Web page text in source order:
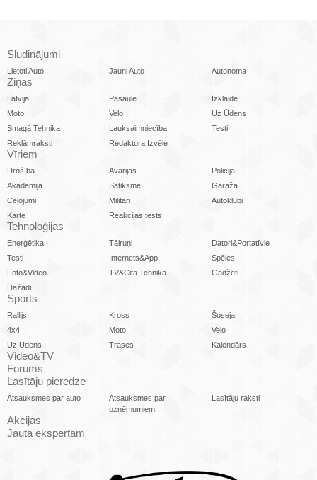
Sludinājumi
Lietoti Auto Jauni Auto Autonoma
Ziņas
Latvijā Pasaulē
Izklaide
Moto
Velo
Uz Ūdens
Smagā Tehnika
Lauksaimniecība
Testi
Reklāmraksti
Redaktora Izvēle
Vīriem
Drošība Avārijas
Policija
Akadēmija
Satiksme
Garāžā
Ceļojumi
Militāri
Autoklubi
Karte
Reakcijas tests
Tehnoloģijas
Enerģētika Tālruņi
Datori&Portatīvie
Testi
Internets&App
Spēles
Foto&Video
TV&Cita Tehnika
Gadžeti
Dažādi
Sports
Rallijs Kross
Šoseja
4x4
Moto
Velo
Uz Ūdens
Trases Kalendārs
Video&TV
Forums
Lasītāju pieredze
Atsauksmes par auto
Atsauksmes par
uzņēmumiem
Lasītāju raksti
Akcijas
Jautā ekspertam